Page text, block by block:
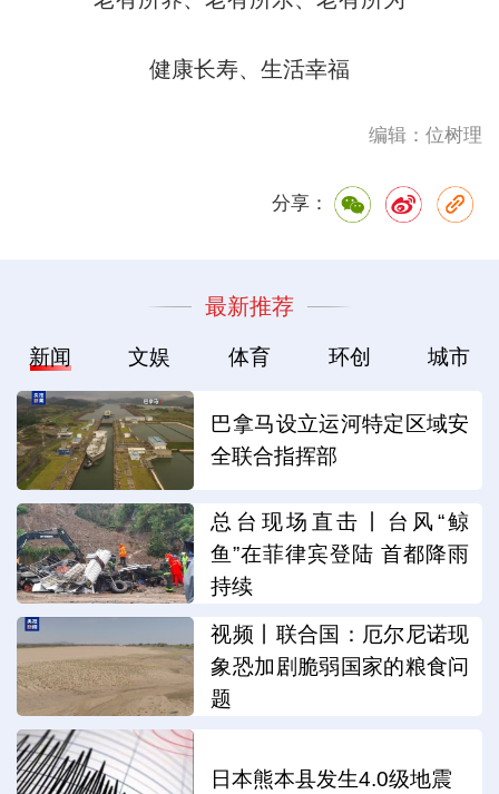
健康长寿、生活幸福
编辑：位树理
分享：
最新推荐
新闻 文娱 体育 环创 城市
巴拿马设立运河特定区域安
全联合指挥部
总台现场直击丨台风“鲸
鱼”在菲律宾登陆 首都降雨
持续
视频丨联合国：厄尔尼诺现
象恐加剧脆弱国家的粮食问
题
日本熊本县发生4.0级地震